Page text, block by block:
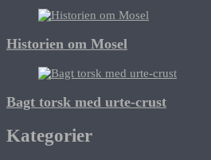
Historien om Mosel
Bagt torsk med urte-crust
Kategorier